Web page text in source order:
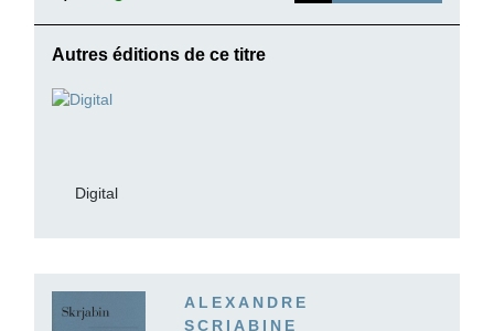
Autres éditions de ce titre
Digital
ALEXANDRE
SCRIABINE